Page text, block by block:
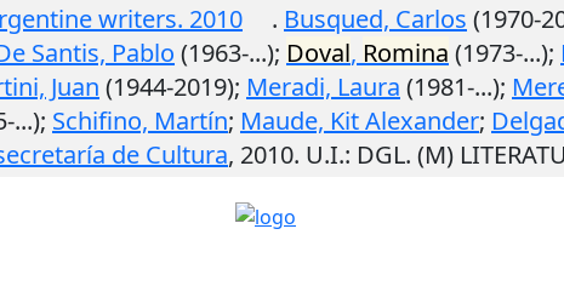
writers. 2010
. Busqued, Carlos (1970-
Santis, Pablo (1963-...); Doval, Romina (1973-...);
Juan (1944-2019); Meradi, Laura (1981-...);
...); Schifino, Martín; Maude, Kit Alexander;
de Cultura, 2010. U.I.: DGL. (M)